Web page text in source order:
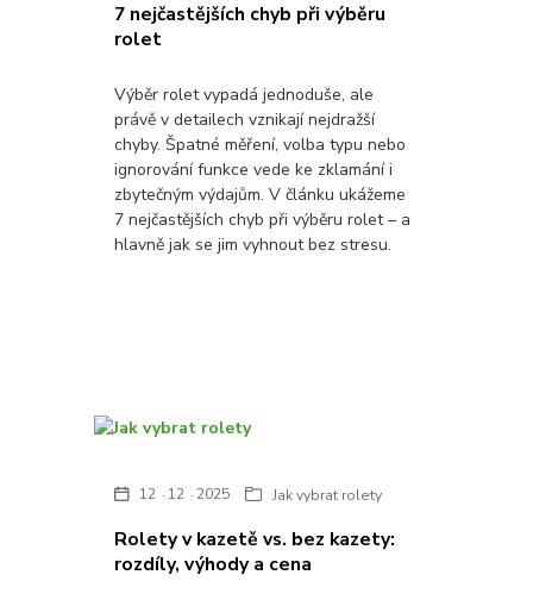
7 nejčastějších chyb při výběru
rolet
Výběr rolet vypadá jednoduše, ale
právě v detailech vznikají nejdražší
chyby. Špatné měření, volba typu nebo
ignorování funkce vede ke zklamání i
zbytečným výdajům. V článku ukážeme
7 nejčastějších chyb při výběru rolet – a
hlavně jak se jim vyhnout bez stresu.
Rolety v kazetě vs. bez kazety:
rozdíly, výhody a cena
12 12 2025 Jak vybrat rolety